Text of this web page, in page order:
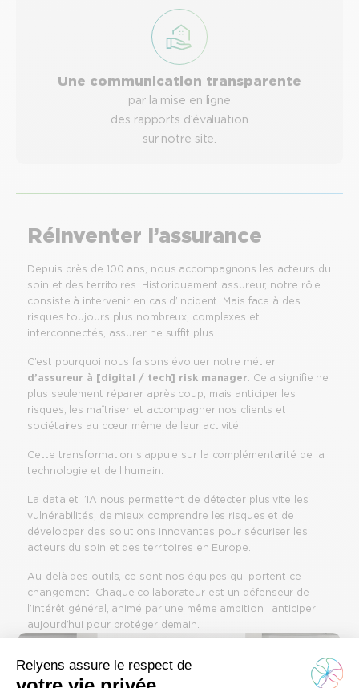
Une communication transparente
par la mise en ligne
des rapports d’évaluation
sur notre site.
Réinventer l’assurance
Depuis près de 100 ans, nous accompagnons les acteurs du
soin et des territoires. Historiquement assureur, notre rôle
consiste à intervenir en cas d’incident. Mais face à des
risques toujours plus nombreux, complexes et
interconnectés, assurer ne suffit plus.
C’est pourquoi nous faisons évoluer notre métier
d’assureur à [digital / tech] risk manager . Cela signifie ne
plus seulement réparer après coup, mais anticiper les
risques, les maîtriser et accompagner nos clients et
sociétaires au cœur même de leur activité.
Cette transformation s’appuie sur la complémentarité de la
technologie et de l’humain.
La data et l’IA nous permettent de détecter plus vite les
vulnérabilités, de mieux comprendre les risques et de
développer des solutions innovantes pour sécuriser les
acteurs du soin et des territoires en Europe.
Au-delà des outils, ce sont nos équipes qui portent ce
changement. Chaque collaborateur est un défenseur de
l’intérêt général, animé par une même ambition : anticiper
aujourd’hui pour protéger demain.